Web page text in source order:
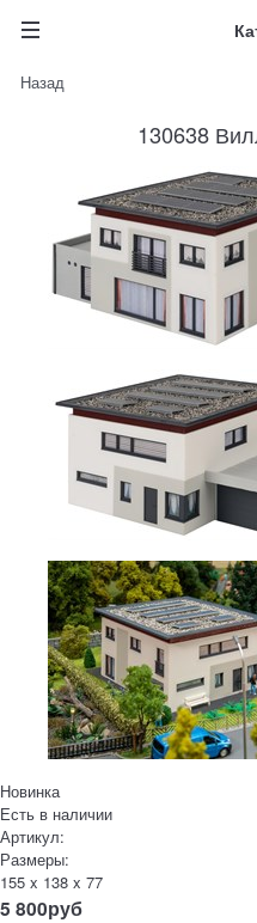
Назад
130638
Новинка
Есть в наличии
Артикул:
Размеры:
155 x 138 x 77
5 800руб